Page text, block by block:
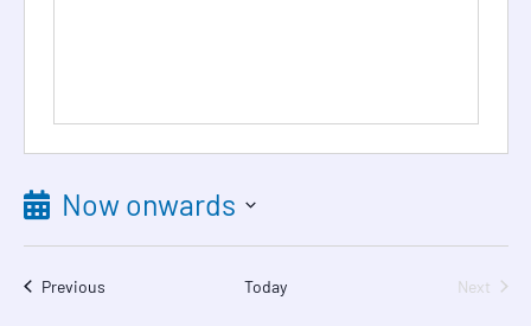
Now onwards
date.
PreviousEvents Today Next